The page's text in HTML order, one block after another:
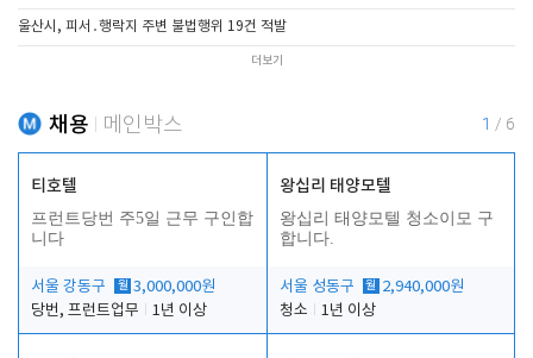
울산시, 피서․행락지 주변 불법행위 19건 적발
더보기
채용 메인박스 1 / 6
티호텔
프런트당번 주5일 근무 구인합
니다
서울 강동구 월 3,000,000원
당번, 프런트업무
1년 이상
왕십리 태양모텔
왕십리 태양모텔 청소이모 구
합니다.
서울 성동구 월 2,940,000원
청소
1년 이상